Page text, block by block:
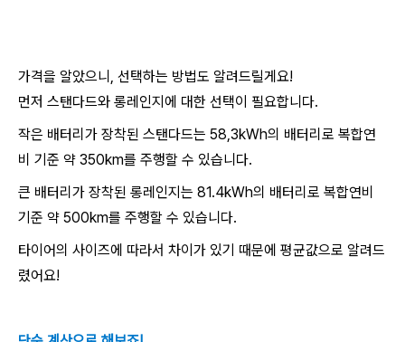
가격을 알았으니, 선택하는 방법도 알려드릴게요!
먼저 스탠다드와 롱레인지에 대한 선택이 필요합니다.
작은 배터리가 장착된 스탠다드는 58,3kWh의 배터리로 복합연
비 기준 약 350km를 주행할 수 있습니다.
큰 배터리가 장착된 롱레인지는 81.4kWh의 배터리로 복합연비
기준 약 500km를 주행할 수 있습니다.
타이어의 사이즈에 따라서 차이가 있기 때문에 평균값으로 알려드
렸어요!